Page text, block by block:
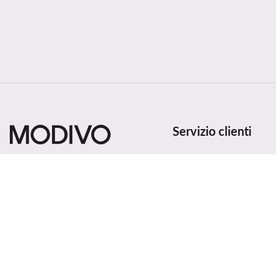
Servizio clienti